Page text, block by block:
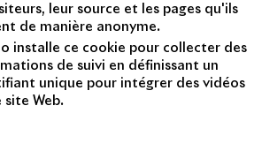
leur source et les pages qu'ils
de manière anonyme.
installe ce cookie pour collecter des
de suivi en définissant un
unique pour intégrer des vidéos
site Web.